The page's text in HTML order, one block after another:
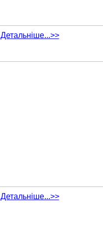
Детальніше...>>
Детальніше...>>